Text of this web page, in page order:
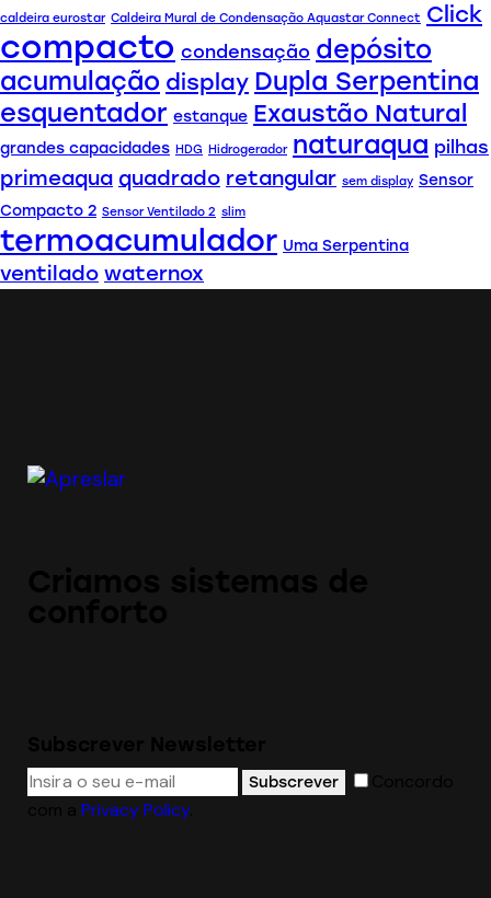
caldeira eurostar Caldeira Mural de Condensação Aquastar Connect Click
compacto condensação depósito
acumulação display Dupla Serpentina
esquentador estanque Exaustão Natural
grandes capacidades HDG Hidrogerador naturaqua pilhas
primeaqua quadrado retangular sem display Sensor
Compacto 2 Sensor Ventilado 2 slim
termoacumulador Uma Serpentina
ventilado waternox
Subscrever
Privacy Policy.